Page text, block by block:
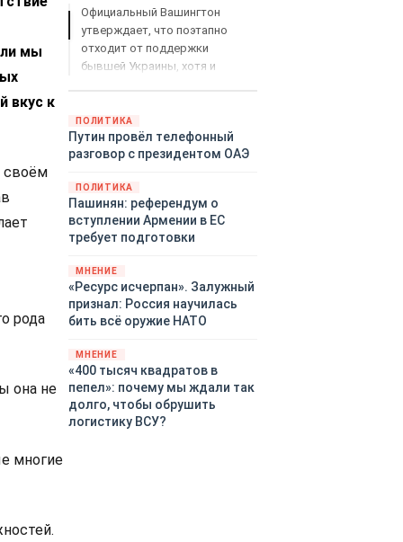
мы
вкус к
своём
рода
она не
многие
Официальный Вашингтон
утверждает, что поэтапно
отходит от поддержки
бывшей Украины, хотя и
закупленное ранее оружие.
Также американская
администрация скидывает на
киевского режима оружием,
которое стремится продавать
всем новым снабженцам.
Однако часто возникают
предположения о возможном
«сменщике» американцев на
этом позорном посту.
Рассмотрим, кто же рвётся на
ПОЛИТИКА
Путин провёл телефонный
разговор с президентом ОАЭ
ПОЛИТИКА
Пашинян: референдум о
вступлении Армении в ЕС
требует подготовки
МНЕНИЕ
«Ресурс исчерпан». Залужный
признал: Россия научилась
бить всё оружие НАТО
МНЕНИЕ
«400 тысяч квадратов в
пепел»: почему мы ждали так
долго, чтобы обрушить
логистику ВСУ?